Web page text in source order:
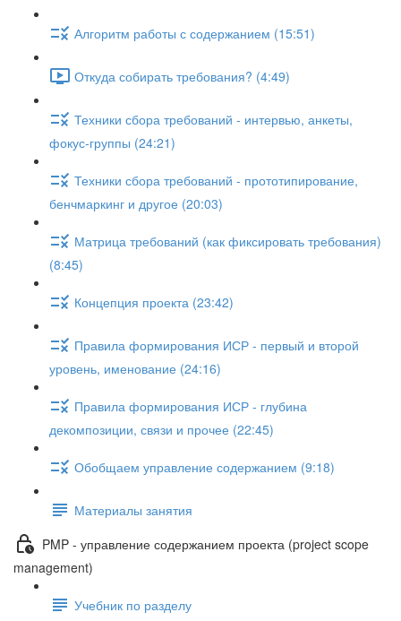
Алгоритм работы с содержанием (15:51)
Откуда собирать требования? (4:49)
Техники сбора требований - интервью, анкеты,
фокус-группы (24:21)
Техники сбора требований - прототипирование,
бенчмаркинг и другое (20:03)
Матрица требований (как фиксировать требования)
(8:45)
Концепция проекта (23:42)
Правила формирования ИСР - первый и второй
уровень, именование (24:16)
Правила формирования ИСР - глубина
декомпозиции, связи и прочее (22:45)
Обобщаем управление содержанием (9:18)
Материалы занятия
PMP - управление содержанием проекта (project scope
management)
Учебник по разделу